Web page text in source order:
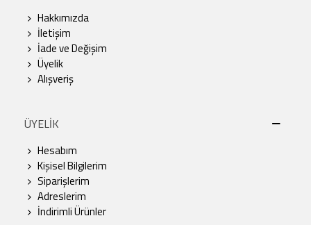
Hakkımızda
İletişim
İade ve Değişim
Üyelik
Alışveriş
ÜYELİK
Hesabım
Kişisel Bilgilerim
Siparişlerim
Adreslerim
İndirimli Ürünler